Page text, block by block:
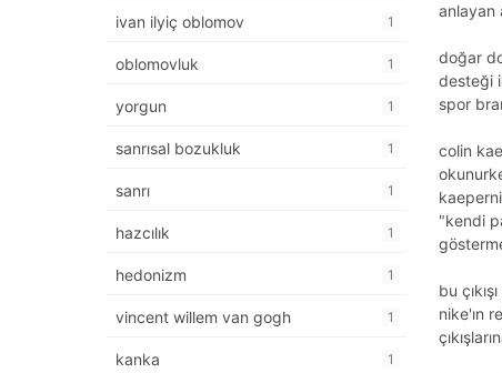
ivan ilyiç oblomov 1
oblomovluk 1
yorgun 1
sanrısal bozukluk 1
sanrı 1
hazcılık 1
hedonizm 1
vincent willem van gogh 1
kanka 1
anlayan
doğar
desteği
spor
colin
"kendi
bu
nike'ın